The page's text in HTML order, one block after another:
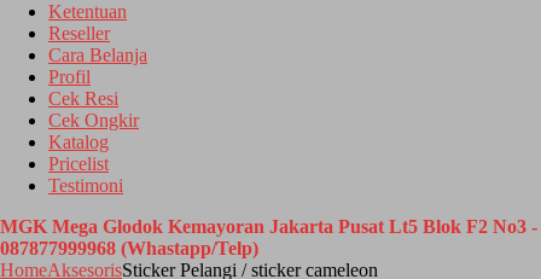
Ketentuan
Reseller
Cara Belanja
Profil
Cek Resi
Cek Ongkir
Katalog
Pricelist
Testimoni
MGK Mega Glodok Kemayoran Jakarta Pusat Lt5 Blok F2 No3 -
087877999968 (Whastapp/Telp)
HomeAksesorisSticker Pelangi / sticker cameleon